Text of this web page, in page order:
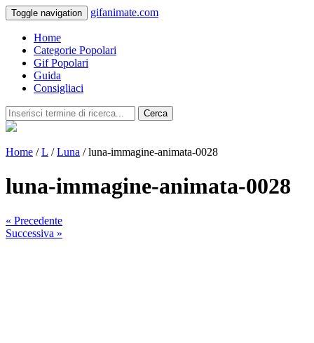
Toggle navigation gifanimate.com
Home
Categorie Popolari
Gif Popolari
Guida
Consigliaci
Cerca
Home /L /Luna / luna-immagine-animata-0028
luna-immagine-animata-0028
« Precedente
Successiva »